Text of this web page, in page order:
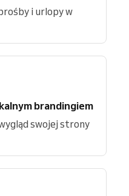
i urlopy w
brandingiem
swojej strony